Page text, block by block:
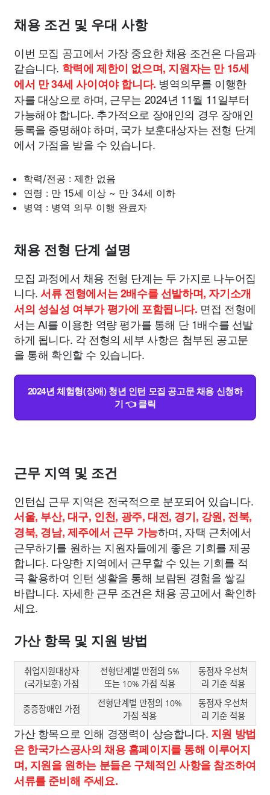
채용 조건 및 우대 사항
이번 모집 공고에서 가장 중요한 채용 조건은 다음과
같습니다. 학력에 제한이 없으며, 지원자는 만 15세
에서 만 34세 사이여야 합니다. 병역의무를 이행한
자를 대상으로 하며, 근무는 2024년 11월 11일부터
가능해야 합니다. 추가적으로 장애인의 경우 장애인
등록을 증명해야 하며, 국가 보훈대상자는 전형 단계
에서 가점을 받을 수 있습니다.
학력/전공 : 제한 없음
연령 : 만 15세 이상 ~ 만 34세 이하
병역 : 병역 의무 이행 완료자
채용 전형 단계 설명
모집 과정에서 채용 전형 단계는 두 가지로 나누어집
니다.서류 전형에서는 2배수를 선발하며, 자기소개
서의 성실성 여부가 평가에 포함됩니다. 면접 전형에
서는 AI를 이용한 역량 평가를 통해 단 1배수를 선발
하게 됩니다. 각 전형의 세부 사항은 첨부된 공고문
을 통해 확인할 수 있습니다.
2024년 체험형(장애) 청년 인턴 모집 공고문 채용 신청하
기 👈 클릭
근무 지역 및 조건
인턴십 근무 지역은 전국적으로 분포되어 있습니다.
서울, 부산, 대구, 인천, 광주, 대전, 경기, 강원, 전북,
경북, 경남, 제주에서 근무 가능하며, 자택 근처에서
근무하기를 원하는 지원자들에게 좋은 기회를 제공
합니다. 다양한 지역에서 근무할 수 있는 기회를 적
극 활용하여 인턴 생활을 통해 보람된 경험을 쌓길
바랍니다. 자세한 근무 조건은 채용 공고에서 확인하
세요.
가산 항목 및 지원 방법
취업지원대상자
(국가보훈) 가점
전형단계별 만점의 5%
또는 10% 가점 적용
동점자 우선처
리 기준 적용
중증장애인 가점
전형단계별 만점의 10%
가점 적용
동점자 우선처
리 기준 적용
가산 항목으로 인해 경쟁력이 상승합니다. 지원 방법
은 한국가스공사의 채용 홈페이지를 통해 이루어지
며, 지원을 원하는 분들은 구체적인 사항을 참조하여
서류를 준비해 주세요.